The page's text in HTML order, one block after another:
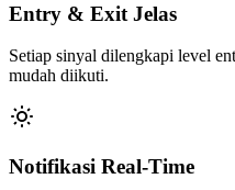
Entry & Exit Jelas
Setiap sinyal dilengkapi level
mudah diikuti.
Notifikasi Real-Time